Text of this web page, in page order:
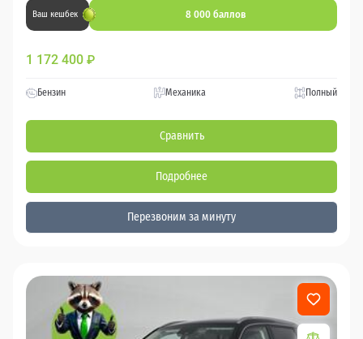
Ваш кешбек 8 000 баллов
1 172 400 ₽
Бензин Механика Полный
Сравнить
Подробнее
Перезвоним за минуту